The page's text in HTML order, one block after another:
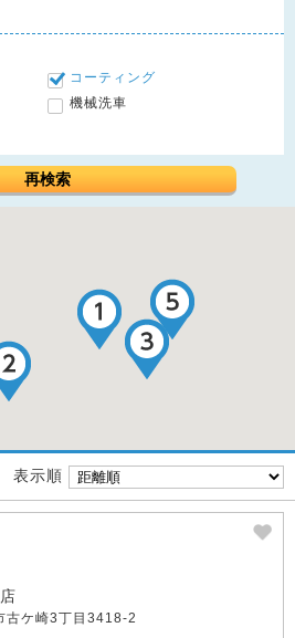
コーティング
機械洗車
再検索
表示順
古ケ崎3丁目3418-2